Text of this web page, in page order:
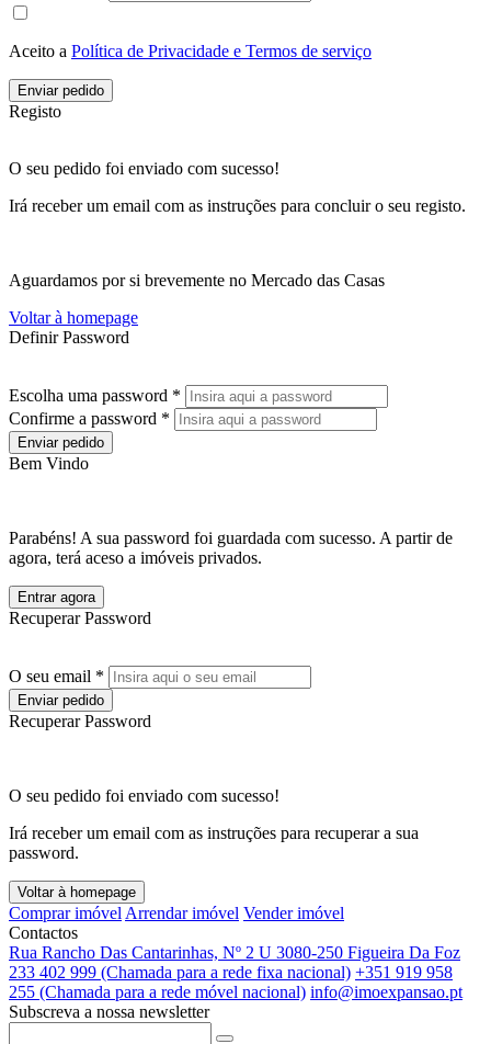
Aceito a Política de Privacidade e Termos de serviço
Enviar pedido
Registo
O seu pedido foi enviado com sucesso!
Irá receber um email com as instruções para concluir o seu registo.
Aguardamos por si brevemente no Mercado das Casas
Voltar à homepage
Definir Password
Escolha uma password *
Confirme a password *
Enviar pedido
Bem Vindo
Parabéns! A sua password foi guardada com sucesso. A partir de
agora, terá aceso a imóveis privados.
Entrar agora
Recuperar Password
O seu email *
Enviar pedido
Recuperar Password
O seu pedido foi enviado com sucesso!
Irá receber um email com as instruções para recuperar a sua
password.
Voltar à homepage
Comprar imóvel Arrendar imóvel Vender imóvel
Contactos
Rua Rancho Das Cantarinhas, Nº 2 U 3080-250 Figueira Da Foz
233 402 999 (Chamada para a rede fixa nacional) +351 919 958
255 (Chamada para a rede móvel nacional) info@imoexpansao.pt
Subscreva a nossa newsletter